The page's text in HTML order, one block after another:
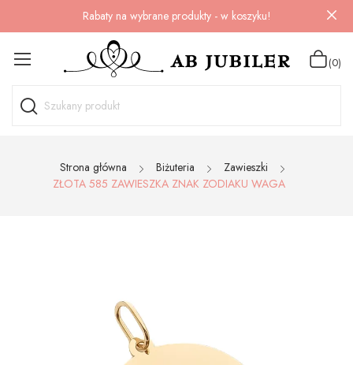
Rabaty na wybrane produkty - w koszyku!
(0)
Strona główna Biżuteria
Zawieszki
ZŁOTA 585 ZAWIESZKA ZNAK ZODIAKU WAGA